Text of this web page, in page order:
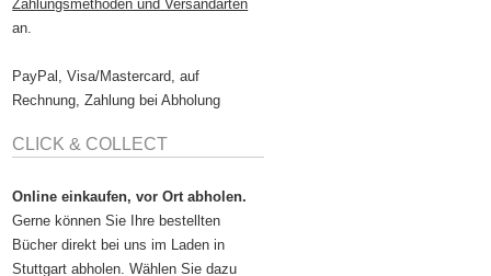
Zahlungsmethoden und Versandarten
an.
PayPal, Visa/Mastercard, auf
Rechnung, Zahlung bei Abholung
CLICK & COLLECT
Online einkaufen, vor Ort abholen.
Gerne können Sie Ihre bestellten
Bücher direkt bei uns im Laden in
Stuttgart abholen. Wählen Sie dazu